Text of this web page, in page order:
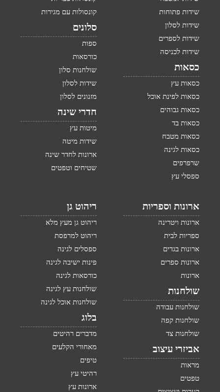
שידות פתוחות
שידות לסלון
שידות לספרים
שידות לכניסה
כסאות
כסאות עץ
כסאות לפינת אוכל
כסאות גבוהים
כסאות בד
כסאות מטבח
כסאות לגינה
שרפרפים
ספסלי עץ
קונסולות עם מגירות
סלונים
ספות
כורסאות
שולחנות סלון
שידות לסלון
מזנונים לסלון
חדרי שינה
מיטות עץ
שידות מיטה
ארונות לחדר שינה
שטיחים וטפטים
ארונות וספריות
ארונות ויטרינה
ספריות לבית
ארונות בגדים
ארונות ספרים
ארונות
שולחנות
שולחנות עבודה
שולחנות קפה
שולחנות צד
אביזרי עיצוב
מראות
טפטים
ריהוט גן
ריהוט גן מעץ מלא
ריהוט למרפסת
ספסלים לגינה
פינות ישיבה לגינה
כורסאות לגינה
שולחנות עץ לגינה
שולחנות אוכל לגינה
בלוג
מדברים רהיטים
מאחורי הקלעים
טיפים
רהיטי עץ
ארונות עץ